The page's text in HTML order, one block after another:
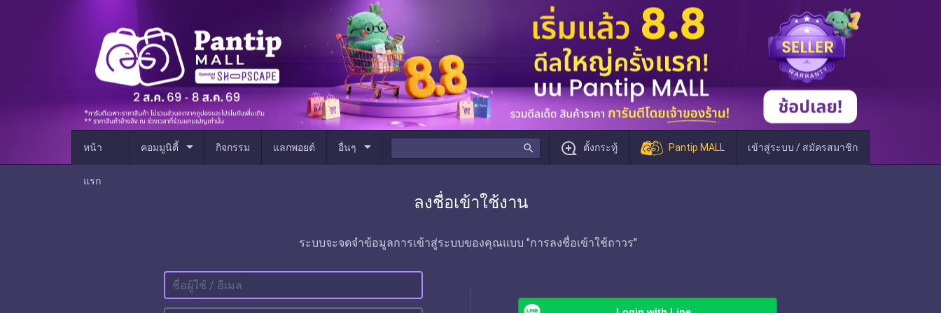
หน้า
แรก
คอมมูนิตี้ arrow_drop_down กิจกรรม แลกพอยต์ อื่นๆ arrow_drop_down search ตั้งกระทู้ Pantip MALL เข้าสู่ระบบ / สมัครสมาชิก
ลงชื่อเข้าใช้งาน
ระบบจะจดจำข้อมูลการเข้าสู่ระบบของคุณแบบ "การลงชื่อเข้าใช้ถาวร"